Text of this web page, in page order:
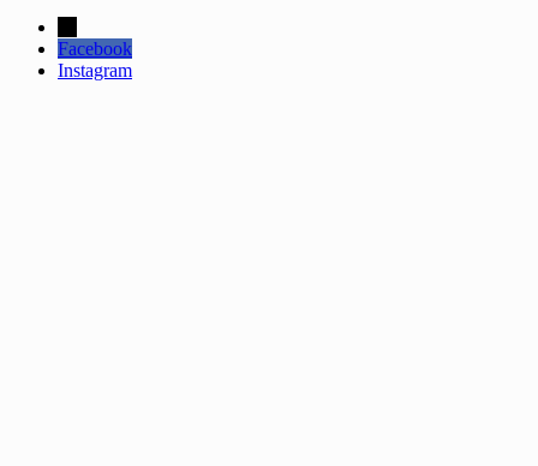
Facebook
Instagram